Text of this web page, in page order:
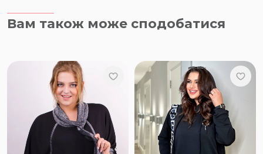
Вам також може сподобатися